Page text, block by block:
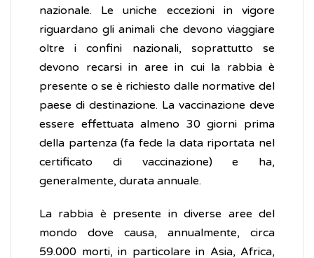
nazionale. Le uniche eccezioni in vigore
riguardano gli animali che devono viaggiare
oltre i confini nazionali, soprattutto se
devono recarsi in aree in cui la rabbia è
presente o se è richiesto dalle normative del
paese di destinazione. La vaccinazione deve
essere effettuata almeno 30 giorni prima
della partenza (fa fede la data riportata nel
certificato di vaccinazione) e ha,
generalmente, durata annuale.
La rabbia è presente in diverse aree del
mondo dove causa, annualmente, circa
59.000 morti, in particolare in Asia, Africa,